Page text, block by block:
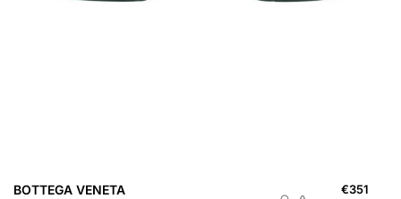
BOTTEGA VENETA €351